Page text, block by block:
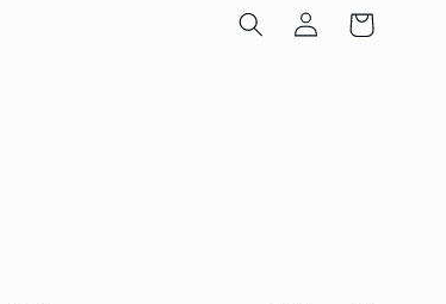
ConnexionPanier